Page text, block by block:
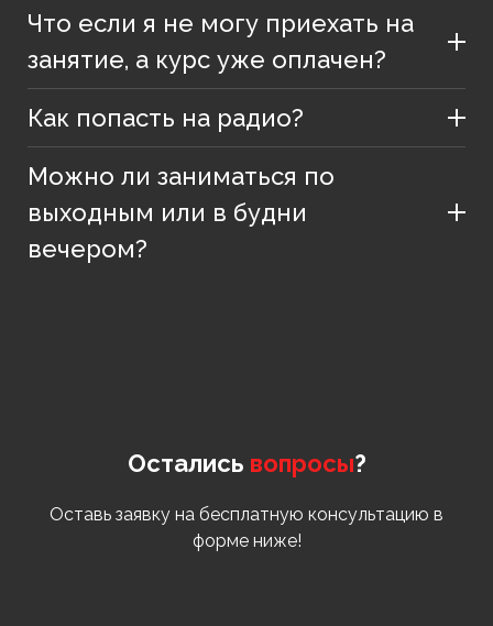
Что если я не могу приехать на
занятие, а курс уже оплачен?
Как попасть на радио?
Можно ли заниматься по
выходным или в будни
вечером?
Остались вопросы?
Оставь заявку на бесплатную консультацию в
форме ниже!